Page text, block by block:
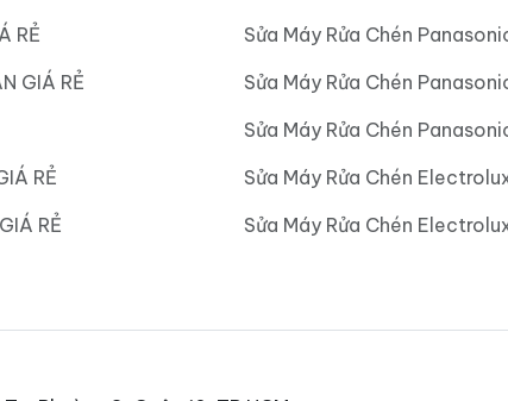
RẺ
GIÁ RẺ
RẺ
RẺ
Sửa Máy Rửa Chén
Sửa Máy Rửa Chén
Sửa Máy Rửa Chén
Sửa Máy Rửa Chén
Sửa Máy Rửa Chén